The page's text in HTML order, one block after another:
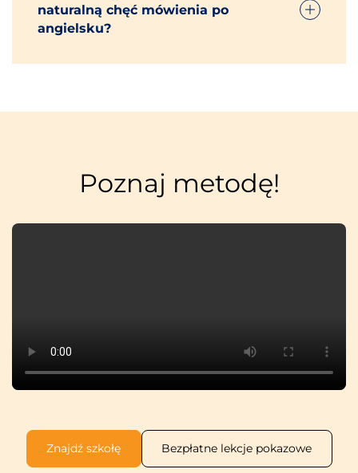
naturalną chęć mówienia po
angielsku?
Poznaj metodę!
Znajdź szkołę Bezpłatne lekcje pokazowe